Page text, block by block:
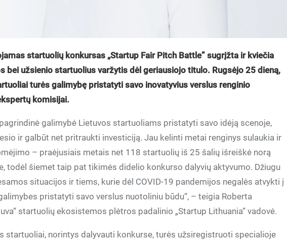
startuolių konkursas „Startup Fair Pitch Battle” sugrįžta ir kviečia
bei užsienio startuolius varžytis dėl geriausiojo titulo. Rugsėjo 25 dieną,
turės galimybę pristatyti savo inovatyvius verslus renginio
komisijai.
galimybė Lietuvos startuoliams pristatyti savo idėją scenoje,
ir galbūt net pritraukti investiciją. Jau kelinti metai renginys sulaukia ir
– praėjusiais metais net 118 startuolių iš 25 šalių išreiškė norą
todėl šiemet taip pat tikimės didelio konkurso dalyvių aktyvumo. Džiugu
situacijos ir tiems, kurie dėl COVID-19 pandemijos negalės atvykti į
pristatyti savo verslus nuotoliniu būdu“, – teigia Roberta
startuolių ekosistemos plėtros padalinio „Startup Lithuania“ vadovė.
startuoliai, norintys dalyvauti konkurse, turės užsiregistruoti specialioje